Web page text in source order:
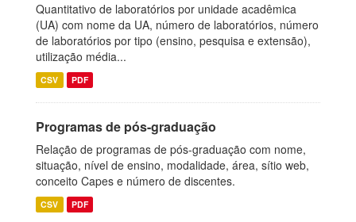
Quantitativo de laboratórios por unidade acadêmica
(UA) com nome da UA, número de laboratórios, número
de laboratórios por tipo (ensino, pesquisa e extensão),
utilização média...
CSV PDF
Programas de pós-graduação
Relação de programas de pós-graduação com nome,
situação, nível de ensino, modalidade, área, sítio web,
conceito Capes e número de discentes.
CSV PDF